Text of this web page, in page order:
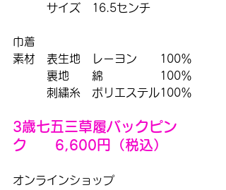
サイズ　16.5センチ
巾着
素材　表生地　レーヨン　　100％
裏地　　綿　　　　　100％
刺繍糸　ポリエステル100％
3歳七五三草履バックピン
ク　　6,600円（税込）
オンラインショップ